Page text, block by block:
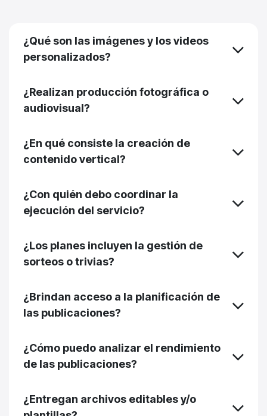
¿Qué son las imágenes y los videos
personalizados?
¿Realizan producción fotográfica o
audiovisual?
¿En qué consiste la creación de
contenido vertical?
¿Con quién debo coordinar la
ejecución del servicio?
¿Los planes incluyen la gestión de
sorteos o trivias?
¿Brindan acceso a la planificación de
las publicaciones?
¿Cómo puedo analizar el rendimiento
de las publicaciones?
¿Entregan archivos editables y/o